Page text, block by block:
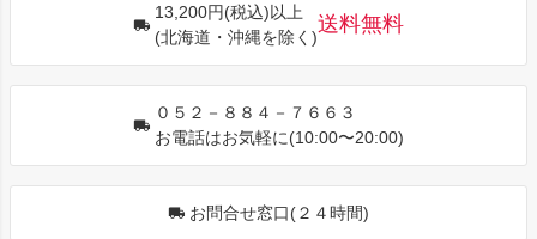
13,200円(税込)以上
(北海道・沖縄を除く)
送料無料
０５２－８８４－７６６３
お電話はお気軽に(10:00〜20:00)
お問合せ窓口(２４時間)